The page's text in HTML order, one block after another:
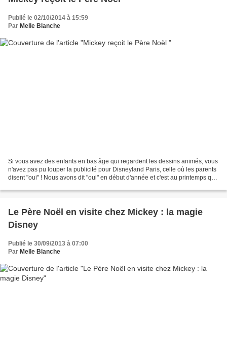
Publié le 02/10/2014 à 15:59
Par Melle Blanche
Si vous avez des enfants en bas âge qui regardent les dessins animés, vous
n'avez pas pu louper la publicité pour Disneyland Paris, celle où les parents
disent "oui" ! Nous avons dit "oui" en début d'année et c'est au printemps que
Le Père Noël en visite chez Mickey : la magie
Disney
Publié le 30/09/2013 à 07:00
Par Melle Blanche